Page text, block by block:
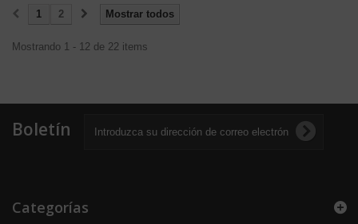
Mostrar todos
1 2
Mostrando 1 - 12 de 22 items
Boletín
Categorías